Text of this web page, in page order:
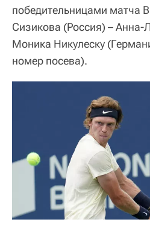
победительницами матча
Сизикова (Россия) –
Моника Никулеску
номер посева).